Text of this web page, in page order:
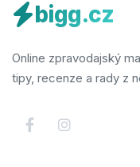
bigg.cz
Online zpravodajský
tipy, recenze a rady z